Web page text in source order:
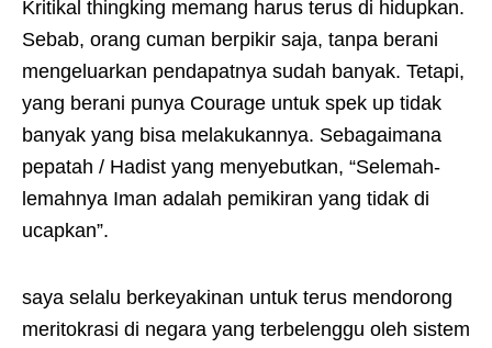
Kritikal thingking memang harus terus di hidupkan.
Sebab, orang cuman berpikir saja, tanpa berani
mengeluarkan pendapatnya sudah banyak. Tetapi,
yang berani punya Courage untuk spek up tidak
banyak yang bisa melakukannya. Sebagaimana
pepatah / Hadist yang menyebutkan, “Selemah-
lemahnya Iman adalah pemikiran yang tidak di
ucapkan”.
saya selalu berkeyakinan untuk terus mendorong
meritokrasi di negara yang terbelenggu oleh sistem